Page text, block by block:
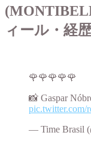
ィール・経
🌹🌹🌹🌹🌹
📸 Gaspar
pic.twitter.com/
— Time Brasil